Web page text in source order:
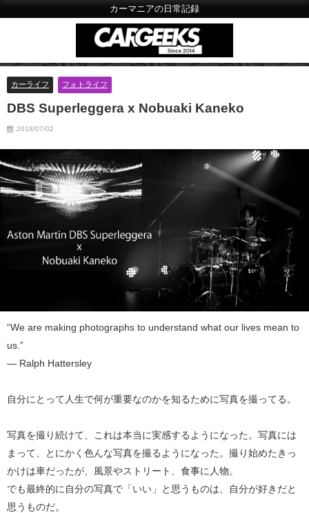
カーマニアの日常記録
カーライフ フォトライフ
DBS Superleggera x Nobuaki Kaneko
2018/07/02
“We are making photographs to understand what our lives mean to
us.”
— Ralph Hattersley
自分にとって人生で何が重要なのかを知るために写真を撮ってる。
写真を撮り続けて、これは本当に実感するようになった。写真には
まって、とにかく色んな写真を撮るようになった。撮り始めたきっ
かけは車だったが、風景やストリート、食事に人物。
でも最終的に自分の写真で「いい」と思うものは、自分が好きだと
思うものだ。